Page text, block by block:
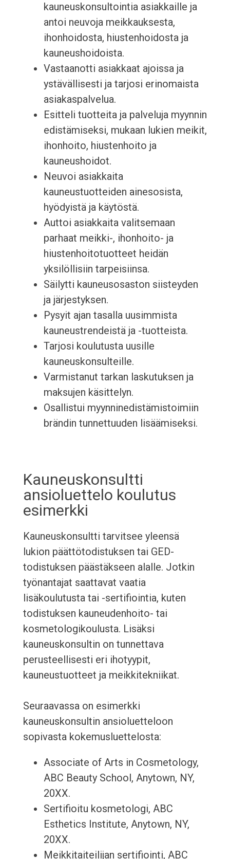
kauneuskonsultointia asiakkaille ja
antoi neuvoja meikkauksesta,
ihonhoidosta, hiustenhoidosta ja
kauneushoidoista.
Vastaanotti asiakkaat ajoissa ja
ystävällisesti ja tarjosi erinomaista
asiakaspalvelua.
Esitteli tuotteita ja palveluja myynnin
edistämiseksi, mukaan lukien meikit,
ihonhoito, hiustenhoito ja
kauneushoidot.
Neuvoi asiakkaita
kauneustuotteiden ainesosista,
hyödyistä ja käytöstä.
Auttoi asiakkaita valitsemaan
parhaat meikki-, ihonhoito- ja
hiustenhoitotuotteet heidän
yksilöllisiin tarpeisiinsa.
Säilytti kauneusosaston siisteyden
ja järjestyksen.
Pysyit ajan tasalla uusimmista
kauneustrendeistä ja -tuotteista.
Tarjosi koulutusta uusille
kauneuskonsulteille.
Varmistanut tarkan laskutuksen ja
maksujen käsittelyn.
Osallistui myynninedistämistoimiin
brändin tunnettuuden lisäämiseksi.
Kauneuskonsultti
ansioluettelo koulutus
esimerkki
Kauneuskonsultti tarvitsee yleensä
lukion päättötodistuksen tai GED-
todistuksen päästäkseen alalle. Jotkin
työnantajat saattavat vaatia
lisäkoulutusta tai -sertifiointia, kuten
todistuksen kauneudenhoito- tai
kosmetologikoulusta. Lisäksi
kauneuskonsultin on tunnettava
perusteellisesti eri ihotyypit,
kauneustuotteet ja meikkitekniikat.
Seuraavassa on esimerkki
kauneuskonsultin ansioluetteloon
sopivasta kokemusluettelosta:
Associate of Arts in Cosmetology,
ABC Beauty School, Anytown, NY,
20XX.
Sertifioitu kosmetologi, ABC
Esthetics Institute, Anytown, NY,
20XX.
Meikkitaiteilijan sertifiointi, ABC